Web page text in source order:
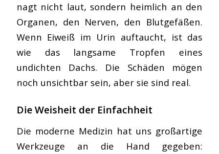
nagt nicht laut, sondern heimlich an den
Organen, den Nerven, den Blutgefäßen.
Wenn Eiweiß im Urin auftaucht, ist das
wie das langsame Tropfen eines
undichten Dachs. Die Schäden mögen
noch unsichtbar sein, aber sie sind real.
Die Weisheit der Einfachheit
Die moderne Medizin hat uns großartige
Werkzeuge an die Hand gegeben: